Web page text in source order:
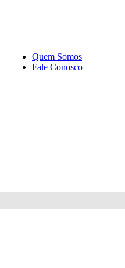
Quem Somos
Fale Conosco